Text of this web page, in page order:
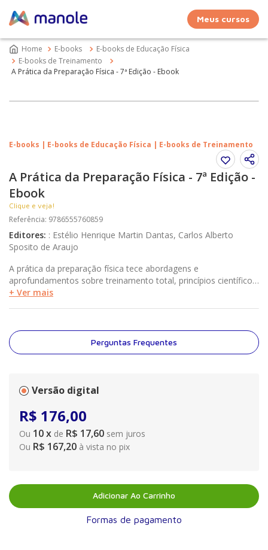
Meus cursos
E-books
E-books de Educação Física
E-books de Treinamento
A Prática da Preparação Física - 7ª Edição - Ebook
E-books | E-books de Educação Física | E-books de Treinamento
A Prática da Preparação Física - 7ª Edição -
Ebook
Clique e veja!
Referência: 9786555760859
Editores: : Estélio Henrique Martin Dantas, Carlos Alberto
Sposito de Araujo
A prática da preparação física tece abordagens e
aprofundamentos sobre treinamento total, princípios científicos,
aspectos organizacionais do treinamento esportivo e diversos
tudo é acrescido de um estudo complementar sobre os
problemas dietéticos que atuam como variáveis em um
contexto de preparação esportiva. Assim, esta obra alcança
esportivo.
+ Ver mais
Perguntas Frequentes
Versão digital
R$ 176,00
Ou 10x de R$ 17,60 sem juros
Ou R$ 167,20 à vista no pix
Adicionar Ao Carrinho
Formas de pagamento